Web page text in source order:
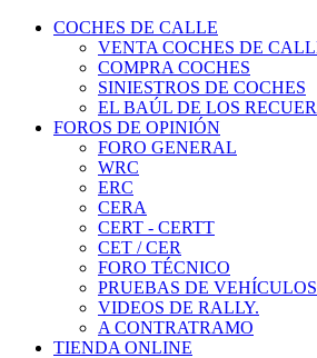
COCHES DE CALLE
VENTA COCHES DE
COMPRA COCHES
SINIESTROS DE COCHES
EL BAÚL DE LOS
FOROS DE OPINIÓN
FORO GENERAL
WRC
ERC
CERA
CERT - CERTT
CET / CER
FORO TÉCNICO
PRUEBAS DE
VIDEOS DE RALLY.
A CONTRATRAMO
TIENDA ONLINE